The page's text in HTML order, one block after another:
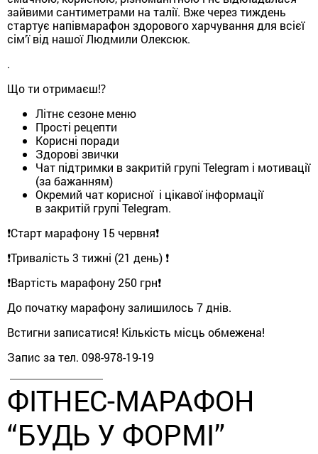
зайвими сантиметрами на талії. Вже через тиждень
стартує напівмарафон здорового харчування для всієї
сім’ї від нашої Людмили Олексюк.
.
Що ти отримаєш⁉️
Літнє сезоне меню
Прості рецепти
Корисні поради
Здорові звички
Чат підтримки в закритій групі Telegram і мотивації
(за бажанням)
Окремий чат корисної і цікавої інформації
в закритій групі Telegram.
❗️Старт марафону 15 червня❗️
❗️Тривалість 3 тижні (21 день) ❗️
❗️Вартість марафону 250 грн❗️
До початку марафону залишилось 7 днів.
Встигни записатися! Кількість місць обмежена!
Запис за тел. 098-978-19-19
ФІТНЕС-МАРАФОН
“БУДЬ У ФОРМІ”